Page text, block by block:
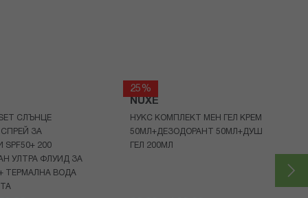
СЛЪНЦЕ
ЗА
200
УЛТРА ФЛУИД ЗА
ТЕРМАЛНА ВОДА
25%
NUXE
НУКС КОМПЛЕКТ МЕН ГЕЛ КРЕМ
50МЛ+ДЕЗОДОРАНТ 50МЛ+ДУШ
ГЕЛ 200МЛ